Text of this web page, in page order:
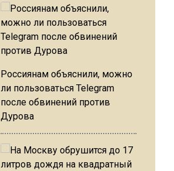
Россиянам объяснили, можно
ли пользоваться Telegram
после обвинений против
Дурова